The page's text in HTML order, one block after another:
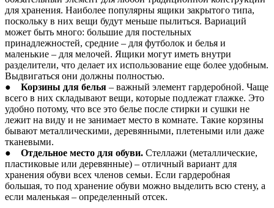
для хранения. Наиболее популярны ящики закрытого типа,
поскольку в них вещи будут меньше пылиться. Вариаций
может быть много: большие для постельных
принадлежностей, средние – для футболок и белья и
маленькие – для мелочей. Ящики могут иметь внутри
разделители, что делает их использование еще более удобным.
Выдвигаться они должны полностью.
● Корзины для белья – важный элемент гардеробной. Чаще
всего в них складывают вещи, которые подлежат глажке. Это
удобно потому, что все это белье после стирки и сушки не
лежит на виду и не занимает место в комнате. Такие корзины
бывают металлическими, деревянными, плетеными или даже
тканевыми.
● Отдельное место для обуви. Стеллажи (металлические,
пластиковые или деревянные) – отличный вариант для
хранения обуви всех членов семьи. Если гардеробная
большая, то под хранение обуви можно выделить всю стену, а
если маленькая – определенный отсек.